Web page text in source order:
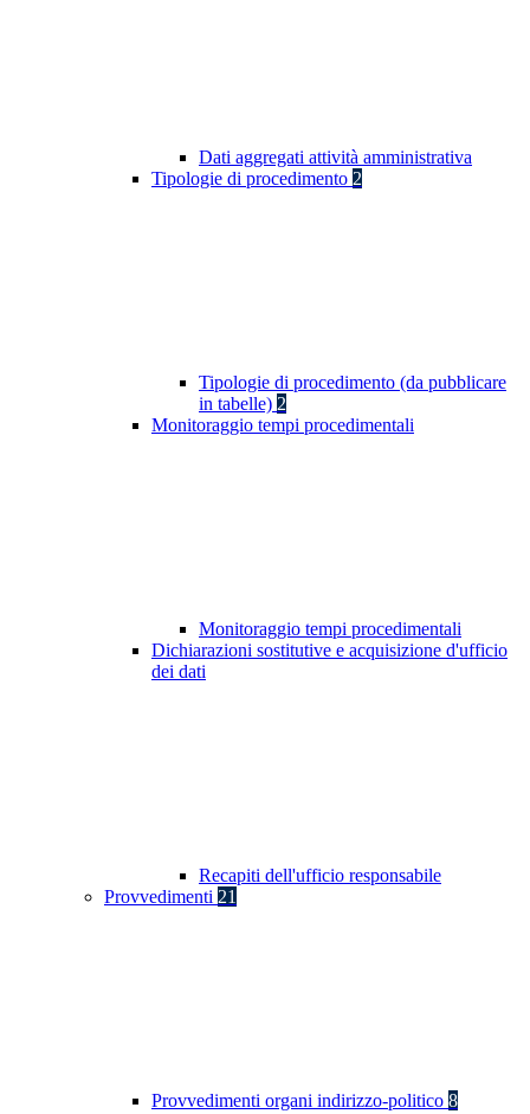
Dati aggregati attività amministrativa
Tipologie di procedimento 2
Tipologie di procedimento (da pubblicare
in tabelle) 2
Monitoraggio tempi procedimentali
Monitoraggio tempi procedimentali
Dichiarazioni sostitutive e acquisizione d'ufficio
dei dati
Recapiti dell'ufficio responsabile
Provvedimenti 21
Provvedimenti organi indirizzo-politico 8